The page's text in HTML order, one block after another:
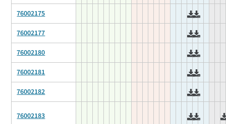
76002175
76002177
76002180
76002181
76002182
76002183